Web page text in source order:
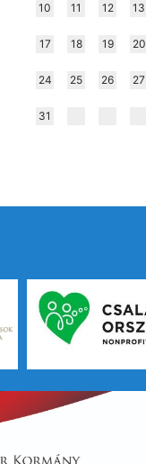
10 11 12 13
17 18 19 20
24 25 26 27
31